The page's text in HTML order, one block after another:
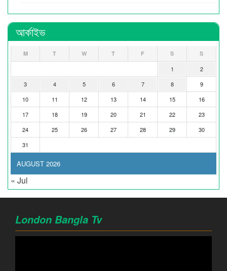
আর্কাইভ
AUGUST 2026
M T W T F S S
1
2
3
4 5 6 7 8
9
10
11 12 13 14 15
16
17
18 19 20 21 22
23
24
25 26 27 28 29
30
31
« Jul
London Bangla Tv